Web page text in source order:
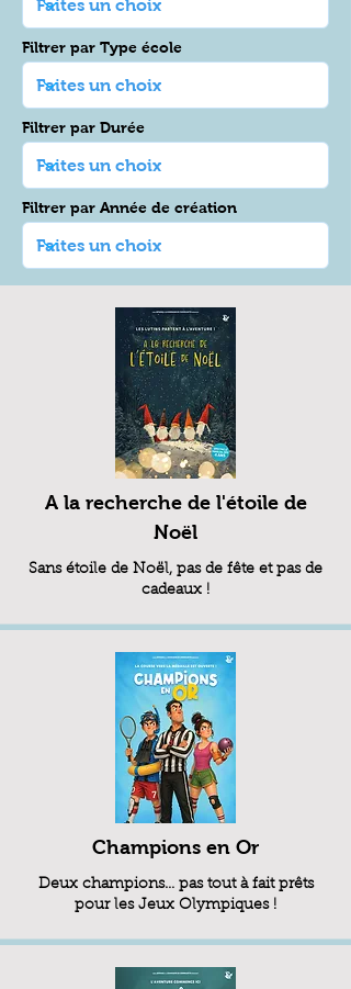
Filtrer par Type école
Filtrer par Durée
Filtrer par Année de création
A la recherche de l'étoile de
Noël
Sans étoile de Noël, pas de fête et pas de
cadeaux !
Champions en Or
Deux champions… pas tout à fait prêts
pour les Jeux Olympiques !